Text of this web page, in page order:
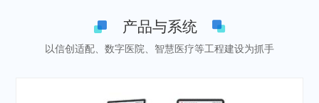
产品与系统
以信创适配、数字医院、智慧医疗等工程建设为抓手